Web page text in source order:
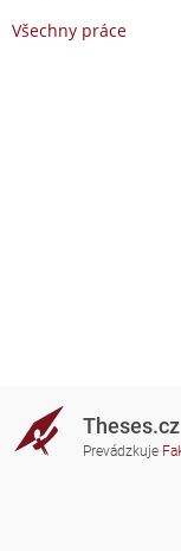
Všechny práce
Theses.cz
Prevádzkuje